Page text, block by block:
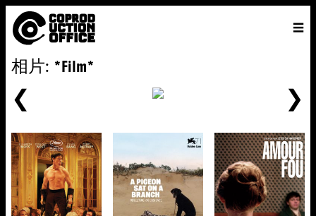
中
文
主页
相片: *Film*